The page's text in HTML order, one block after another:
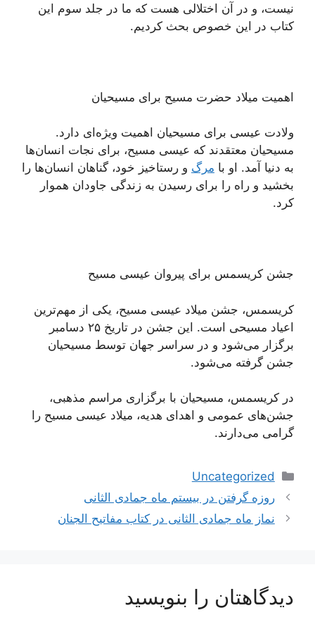
نيست، و در آن اختلالى هست كه ما در جلد سوم اين
كتاب در اين خصوص بحث كرديم.
اهمیت میلاد حضرت مسیح برای مسیحیان
ولادت عیسی برای مسیحیان اهمیت ویژه‌ای دارد.
مسیحیان معتقدند که عیسی مسیح، برای نجات انسان‌ها
به دنیا آمد. او با مرگ و رستاخیز خود، گناهان انسان‌ها را
بخشید و راه را برای رسیدن به زندگی جاودان هموار
کرد.
جشن کریسمس برای پیروان عیسی مسیح
کریسمس، جشن میلاد عیسی مسیح، یکی از مهم‌ترین
اعیاد مسیحی است. این جشن در تاریخ ۲۵ دسامبر
برگزار می‌شود و در سراسر جهان توسط مسیحیان
جشن گرفته می‌شود.
در کریسمس، مسیحیان با برگزاری مراسم مذهبی،
جشن‌های عمومی و اهدای هدیه، میلاد عیسی مسیح را
گرامی می‌دارند.
دسته‌ها
Uncategorized
ناوبری
نوشته‌ها
روزه گرفتن در بیستم ماه جمادی الثانی
نماز ماه جمادی الثانی در کتاب مفاتیح الجنان
دیدگاهتان را بنویسید